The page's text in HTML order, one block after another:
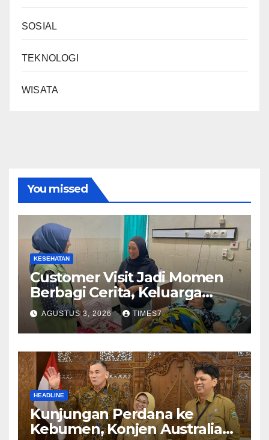
SOSIAL
TEKNOLOGI
WISATA
You missed
KESEHATAN
Customer Visit Jadi Momen
Berbagi Cerita, Keluarga
Nurhayati Rasakan Manfaat
NyataProgram JKN
AGUSTUS 3, 2026 TIMES7
HEADLINE
Kunjungan Perdana ke
Kebumen, Konjen Australia